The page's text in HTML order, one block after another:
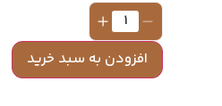
افزودن به سبد خرید